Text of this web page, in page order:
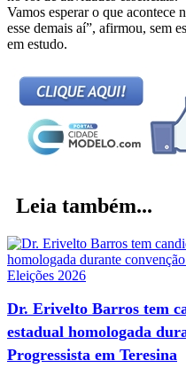
Vamos esperar o que acontece
esse demais aí”, afirmou, sem
em estudo.
Leia também...
Eleições 2026
Dr. Erivelto Barros tem
estadual homologada
Progressista em Teresina